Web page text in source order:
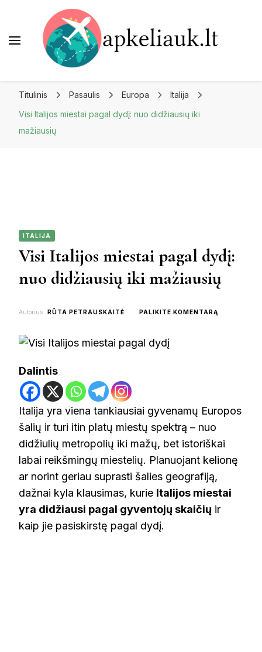
Titulinis Pasaulis Europa
Italija
Visi Italijos miestai pagal dydį: nuo didžiausių iki
mažiausių
ITALIJA
Visi Italijos miestai pagal dydį:
nuo didžiausių iki mažiausių
Autorius RŪTA PETRAUSKAITĖ PALIKITE KOMENTARĄ
Dalintis
Italija yra viena tankiausiai gyvenamų Europos
šalių ir turi itin platų miestų spektrą – nuo
didžiulių metropolių iki mažų, bet istoriškai
labai reikšmingų miestelių. Planuojant kelionę
ar norint geriau suprasti šalies geografiją,
dažnai kyla klausimas, kurie Italijos miestai
yra didžiausi pagal gyventojų skaičių ir
kaip jie pasiskirstę pagal dydį.